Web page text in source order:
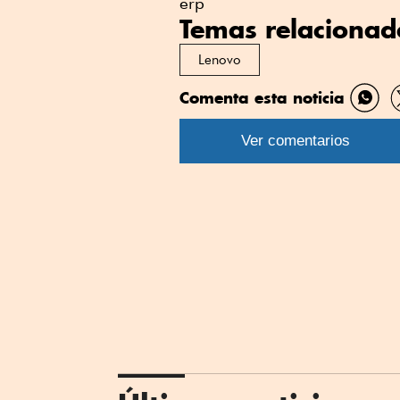
Temas
Lenovo
Comenta esta noticia
por
Ver comentarios